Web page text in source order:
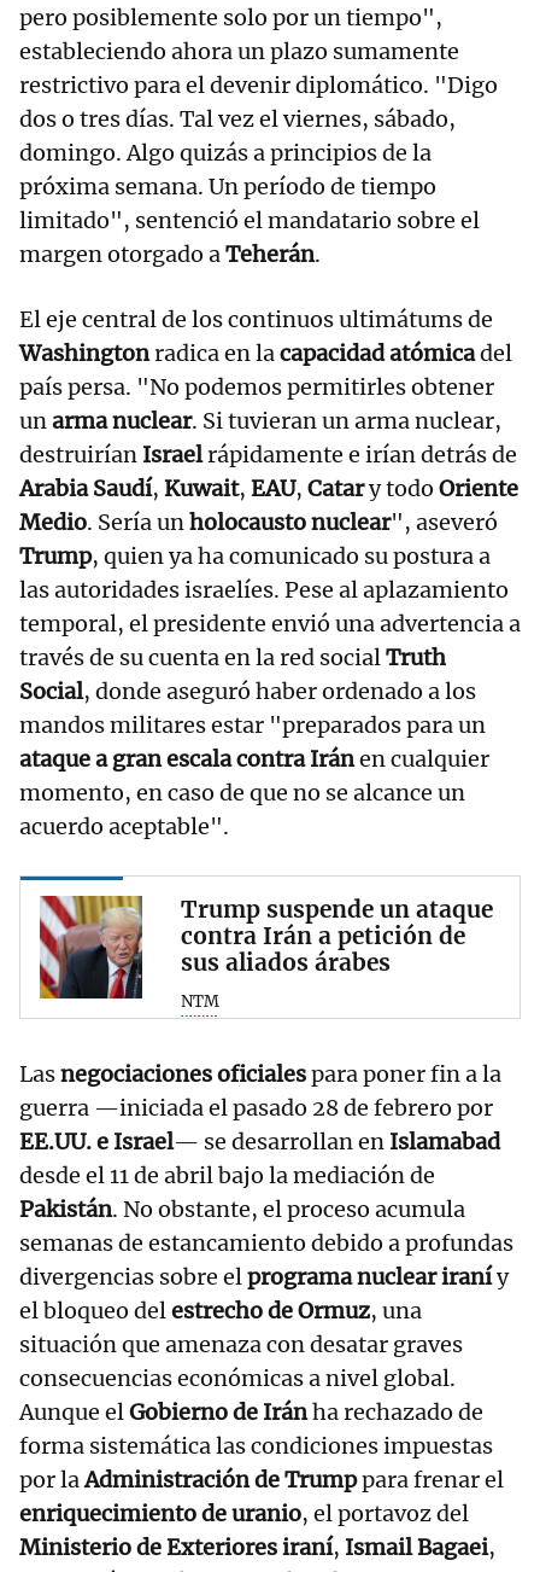
pero posiblemente solo por un tiempo",
estableciendo ahora un plazo sumamente
restrictivo para el devenir diplomático. "Digo
dos o tres días. Tal vez el viernes, sábado,
domingo. Algo quizás a principios de la
próxima semana. Un período de tiempo
limitado", sentenció el mandatario sobre el
margen otorgado aTeherán.
El eje central de los continuos ultimátums de
Washingtonradica en lacapacidad atómicadel
país persa. "No podemos permitirles obtener
unarma nuclear. Si tuvieran un arma nuclear,
destruirían Israelrápidamente e irían detrás de
Arabia Saudí, Kuwait, EAU, Catary todo Oriente
Medio. Sería unholocausto nuclear", aseveró
Trump, quien ya ha comunicado su postura a
las autoridades israelíes. Pese al aplazamiento
temporal, el presidente envió una advertencia a
través de su cuenta en la red socialTruth
Social, donde aseguró haber ordenado a los
mandos militares estar "preparados para un
ataque a gran escala contra Iránen cualquier
momento, en caso de que no se alcance un
acuerdo aceptable".
Trump suspende un ataque
contra Irán a petición de
sus aliados árabes
NTM
Lasnegociaciones oficialespara poner fin a la
guerra —iniciada el pasado 28 de febrero por
EE.UU. e Israel— se desarrollan en Islamabad
desde el 11 de abril bajo la mediación de
Pakistán. No obstante, el proceso acumula
semanas de estancamiento debido a profundas
divergencias sobre elprograma nuclear iraníy
el bloqueo delestrecho de Ormuz, una
situación que amenaza con desatar graves
consecuencias económicas a nivel global.
Aunque elGobierno de Iránha rechazado de
forma sistemática las condiciones impuestas
por laAdministración de Trumppara frenar el
enriquecimiento de uranio, el portavoz del
Ministerio de Exteriores iraní, Ismail Bagaei,